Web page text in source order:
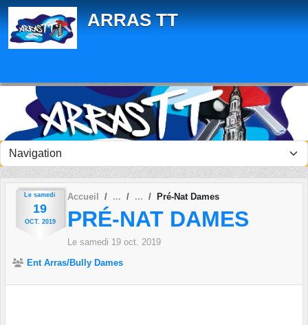
ARRAS TT
Le samedi
19
OCT. 2019
Accueil Pré-Nat Dames
PRÉ-NAT DAMES
Le samedi 19 oct. 2019
Ent Arras/Bully Dames
Panneau de gestion des cookies